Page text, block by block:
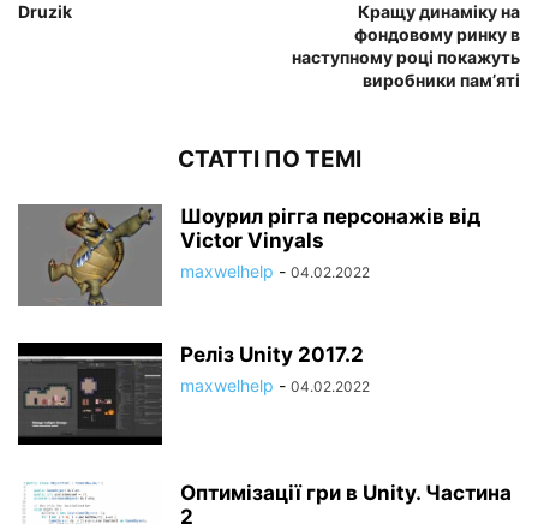
Druzik
Кращу динаміку на
фондовому ринку в
наступному році покажуть
виробники пам’яті
СТАТТІ ПО ТЕМІ
Шоурил рігга персонажів від
Victor Vinyals
maxwelhelp - 04.02.2022
Реліз Unity 2017.2
maxwelhelp - 04.02.2022
Оптимізації гри в Unity. Частина
2